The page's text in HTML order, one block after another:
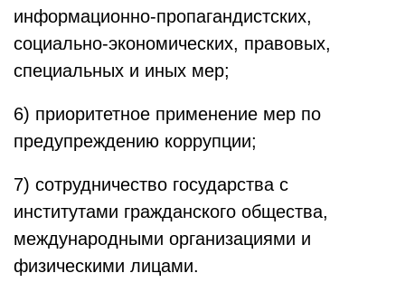
информационно-пропагандистских,
социально-экономических, правовых,
специальных и иных мер;
6) приоритетное применение мер по
предупреждению коррупции;
7) сотрудничество государства с
институтами гражданского общества,
международными организациями и
физическими лицами.